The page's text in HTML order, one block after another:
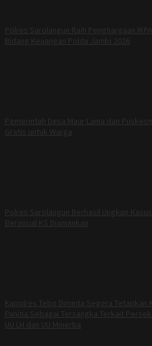
Polres Sarolangun Raih Penghargaan
Bidang Keuangan Polda Jambi 2026
Pemerintah Desa Maur Lama dan
Gratis untuk Warga
Polres Sarolangun Berhasil Ungkap
Berinisial KS Diamankan
Kapolres Tebo Diminta Segera Tetapkan
Panitia Sebagai Tersangka Terkait
UU LH dan UU Minerba